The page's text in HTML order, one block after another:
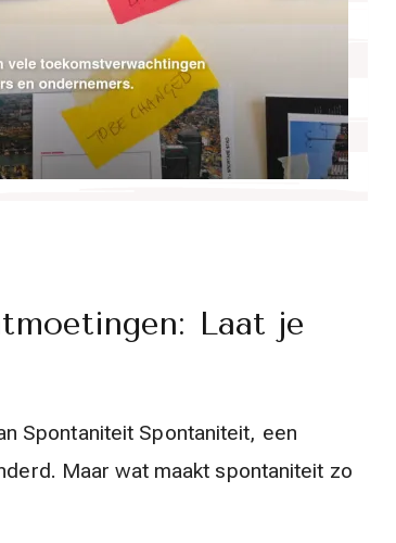
Laat je
Spontaniteit Spontaniteit, een
Maar wat maakt spontaniteit zo